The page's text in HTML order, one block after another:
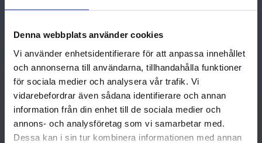
Denna webbplats använder cookies
Vi använder enhetsidentifierare för att anpassa innehållet
och annonserna till användarna, tillhandahålla funktioner
för sociala medier och analysera vår trafik. Vi
vidarebefordrar även sådana identifierare och annan
information från din enhet till de sociala medier och
annons- och analysföretag som vi samarbetar med.
Dessa kan i sin tur kombinera informationen med annan
Torget 1
kommun@eda.se
GÖRA
Aktiviteter
Kultur & historia
UPPTÄCK VÄRMLAND
Upptäck Värmland
Resa hit